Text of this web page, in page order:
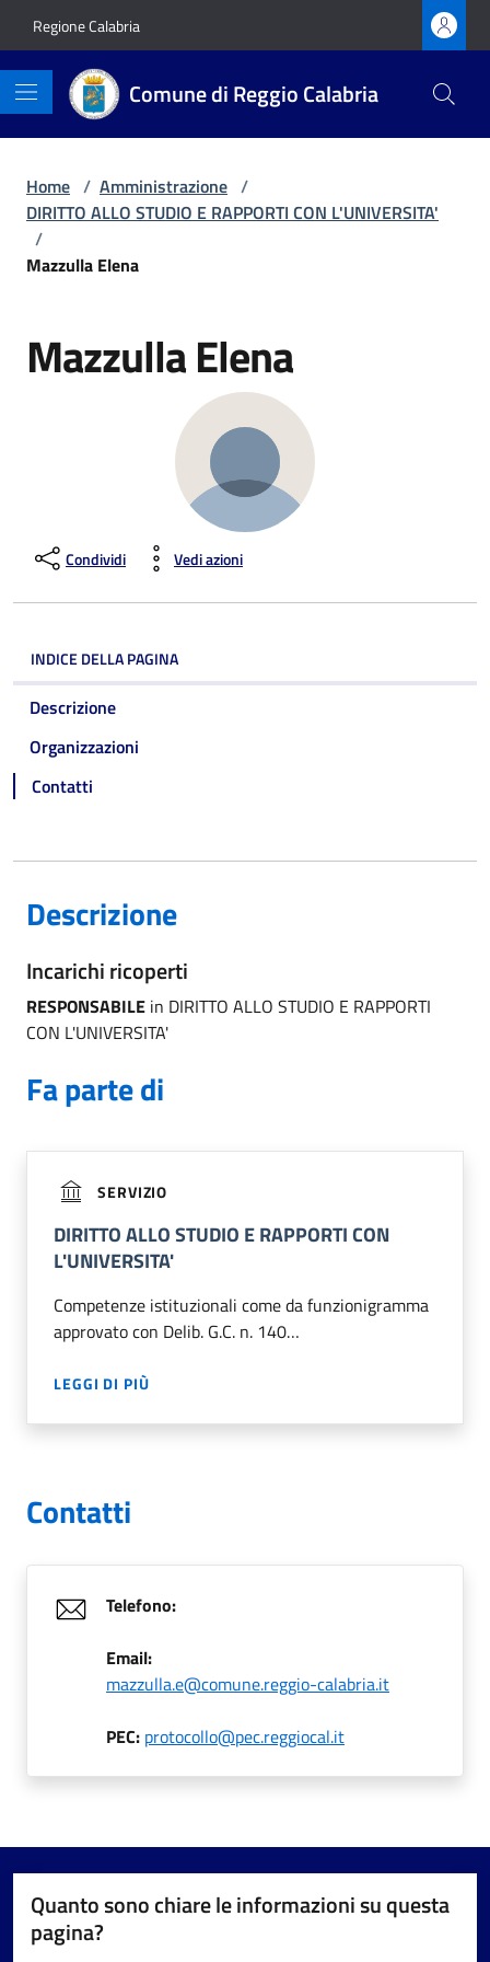
Regione Calabria
Comune di Reggio Calabria
Home / Amministrazione /
DIRITTO ALLO STUDIO E RAPPORTI CON L'UNIVERSITA'
/
Mazzulla Elena
Mazzulla Elena
Condividi Vedi azioni
INDICE DELLA PAGINA
Descrizione
Organizzazioni
Contatti
Descrizione
Incarichi ricoperti
RESPONSABILE in DIRITTO ALLO STUDIO E RAPPORTI
CON L'UNIVERSITA'
Fa parte di
SERVIZIO
DIRITTO ALLO STUDIO E RAPPORTI CON
L'UNIVERSITA'
Competenze istituzionali come da funzionigramma
approvato con Delib. G.C. n. 140…
LEGGI DI PIÙ
Contatti
Telefono:
Email:
mazzulla.e@comune.reggio-calabria.it
PEC: protocollo@pec.reggiocal.it
Quanto sono chiare le informazioni su questa
pagina?